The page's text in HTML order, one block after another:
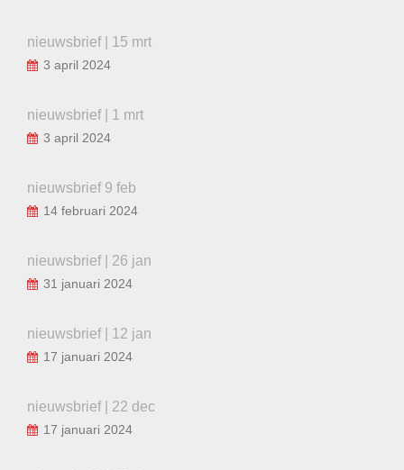
nieuwsbrief | 15 mrt
3 april 2024
nieuwsbrief | 1 mrt
3 april 2024
nieuwsbrief 9 feb
14 februari 2024
nieuwsbrief | 26 jan
31 januari 2024
nieuwsbrief | 12 jan
17 januari 2024
nieuwsbrief | 22 dec
17 januari 2024